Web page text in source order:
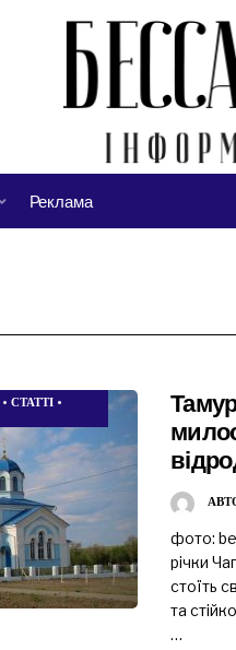
Реклама
• СТАТТІ •
фото:
річки
стоїть
та
…